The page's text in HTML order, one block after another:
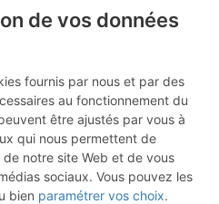
la Floria -
de droite
Giffre - Aiguilles Rouges - Fiz
de vos données
fournis par nous et par des
au fonctionnement du
être ajustés par vous à
qui nous permettent de
notre site Web et de vous
sociaux. Vous pouvez les
bien paramétrer vos choix.